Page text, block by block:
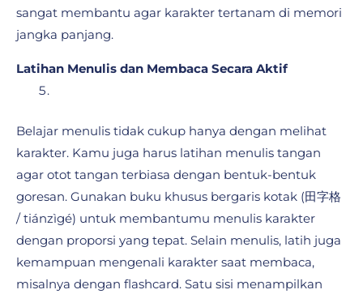
sangat membantu agar karakter tertanam di memori
jangka panjang.
Latihan Menulis dan Membaca Secara Aktif
Belajar menulis tidak cukup hanya dengan melihat
karakter. Kamu juga harus latihan menulis tangan
agar otot tangan terbiasa dengan bentuk-bentuk
goresan. Gunakan buku khusus bergaris kotak (田字格
/ tiánzìgé) untuk membantumu menulis karakter
dengan proporsi yang tepat. Selain menulis, latih juga
kemampuan mengenali karakter saat membaca,
misalnya dengan flashcard. Satu sisi menampilkan